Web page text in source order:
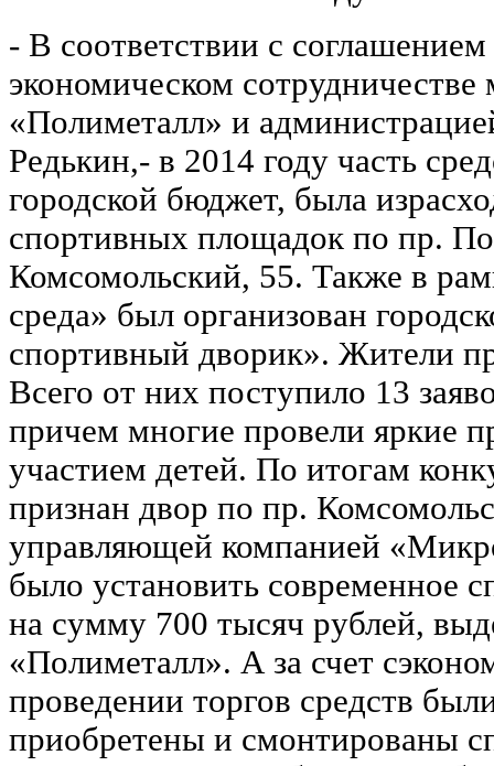
- В соответствии с
экономическом
«Полиметалл» и
Редькин,- в 2014 году часть
городской бюджет, была
спортивных площадок по пр.
Комсомольский, 55. Также в
среда» был организован
спортивный дворик». Жители
Всего от них поступило 13
причем многие провели яркие
участием детей. По итогам
признан двор по пр.
управляющей компанией
было установить современное
на сумму 700 тысяч рублей,
«Полиметалл». А за счет
проведении торгов средств
приобретены и смонтированы